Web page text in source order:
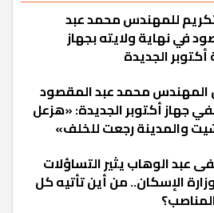
للمهندس محمد عبد
في نهاية ولايته بجهاز
الجديدة
المهندس محمد عبد المقصود
جهاز أكتوبر الجديدة: «هزعل
والمدينة رجعت للخلف»
عبد الوهاب يثير التساؤلات
الإسكان.. من أين تأتيه كل